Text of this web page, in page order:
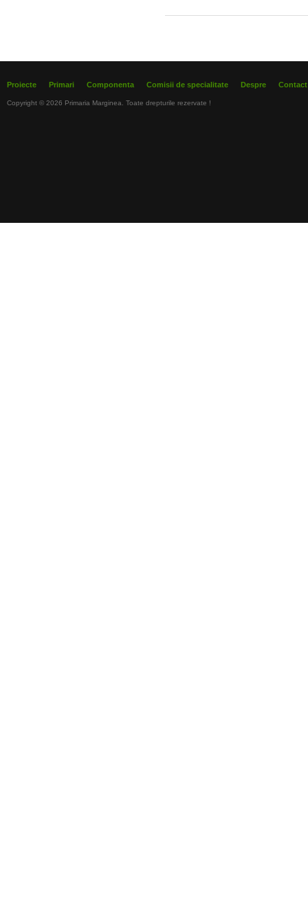
Proiecte Primari Componenta Comisii de specialitate Despre Contact
Copyright © 2026 Primaria Marginea. Toate drepturile rezervate !